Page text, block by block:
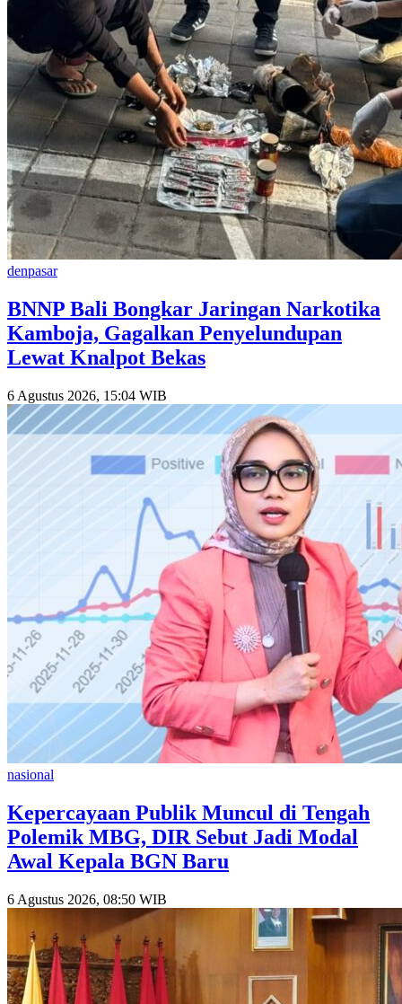
denpasar
BNNP Bali Bongkar Jaringan Narkotika
Kamboja, Gagalkan Penyelundupan
Lewat Knalpot Bekas
6 Agustus 2026, 15:04 WIB
nasional
Kepercayaan Publik Muncul di Tengah
Polemik MBG, DIR Sebut Jadi Modal
Awal Kepala BGN Baru
6 Agustus 2026, 08:50 WIB